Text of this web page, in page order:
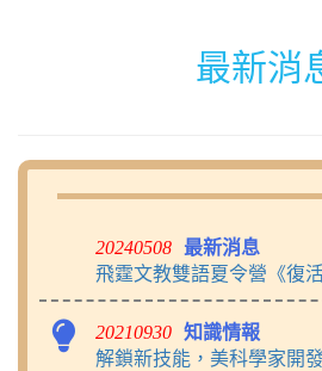
最新消
20240508
最新消息
20210930 知識情報